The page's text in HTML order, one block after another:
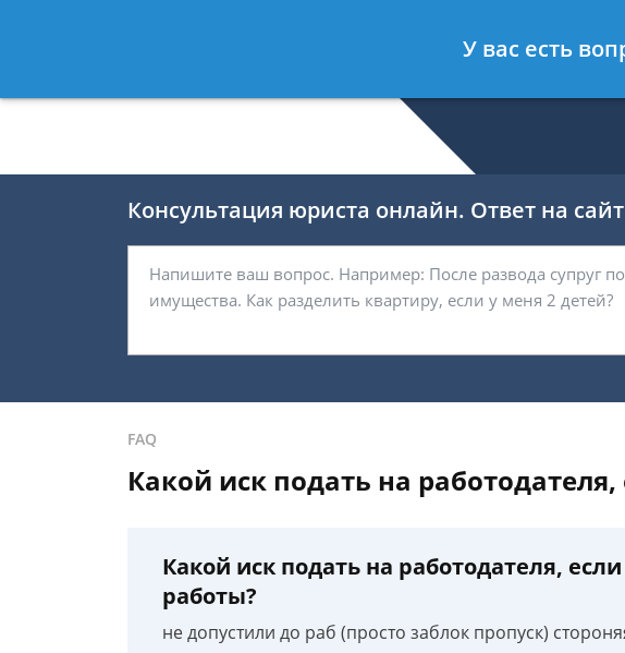
- Юрист по гражданскому праву
Консультация юриста онлайн. Ответ на
FAQ
Какой иск подать на
Какой иск подать на работодателя,
работы?
не допустили до раб (просто заблок пропуск)
У вас есть